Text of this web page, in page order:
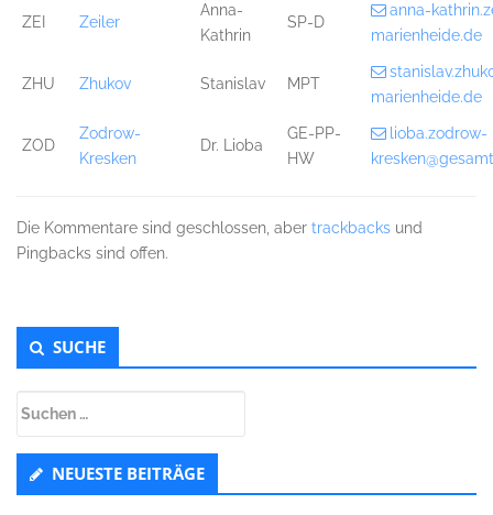
ZEI Zeiler
Anna-
Kathrin
SP-D
anna-
marienheide.de
ZHU Zhukov Stanislav MPT
marienheide.de
ZOD
Zodrow-
Kresken
Dr. Lioba
GE-PP-
HW
lioba.zodrow-
Die Kommentare sind geschlossen, aber trackbacks und
Pingbacks sind offen.
Untergeordnet
Seitenleiste
SUCHE
NEUESTE BEITRÄGE